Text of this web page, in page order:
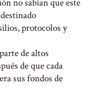
no sabían que este
protocolos y
de altos
de que cada
sus fondos de